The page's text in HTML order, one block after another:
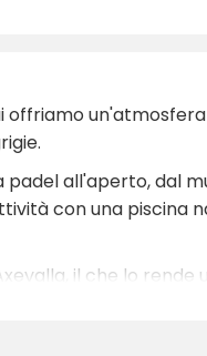
offriamo
all'aperto, dal
con una piscina
il che lo rende